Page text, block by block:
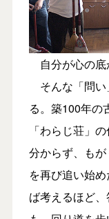
自分が心の底
そんな「問い
る。築100年の
「わらじ荘」
分からず、も
を再び追い始
ば考えるほど